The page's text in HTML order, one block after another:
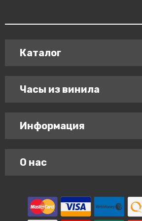
Каталог
Часы из винила
Информация
О нас